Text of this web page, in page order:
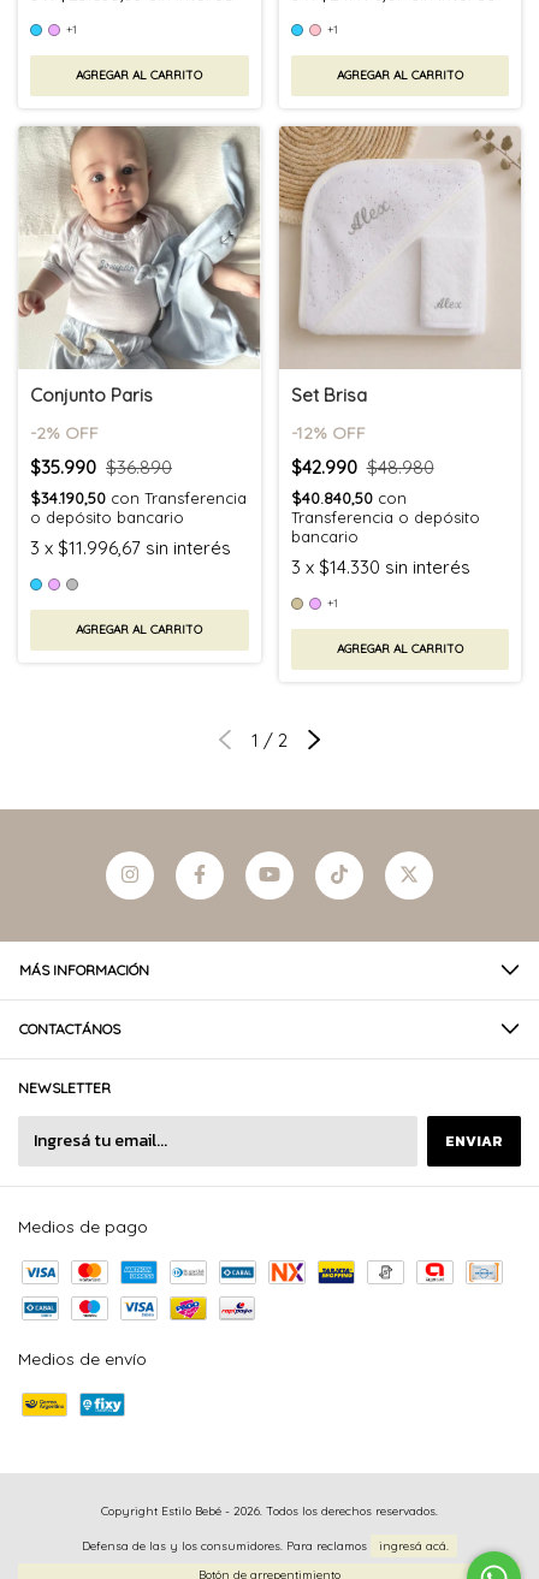
+1
AGREGAR AL CARRITO
+1
AGREGAR AL CARRITO
Conjunto Paris
-2% OFF
$35.990 $36.890
$34.190,50 con Transferencia
o depósito bancario
3 x $11.996,67 sin interés
AGREGAR AL CARRITO
Set Brisa
-12% OFF
$42.990 $48.980
$40.840,50 con
Transferencia o depósito
bancario
3 x $14.330 sin interés
+1
AGREGAR AL CARRITO
1 / 2
MÁS INFORMACIÓN
CONTACTÁNOS
NEWSLETTER
Medios de pago
Medios de envío
Copyright Estilo Bebé - 2026. Todos los derechos reservados.
Defensa de las y los consumidores. Para reclamos
ingresá acá.
Botón de arrepentimiento